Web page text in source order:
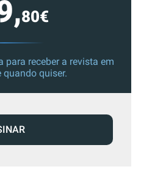
80€
receber a revista em
quando quiser.